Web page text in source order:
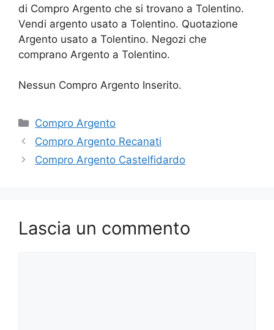
di Compro Argento che si trovano a Tolentino.
Vendi argento usato a Tolentino. Quotazione
Argento usato a Tolentino. Negozi che
comprano Argento a Tolentino.
Nessun Compro Argento Inserito.
Categorie
Compro Argento
Compro Argento Recanati
Compro Argento Castelfidardo
Lascia un commento